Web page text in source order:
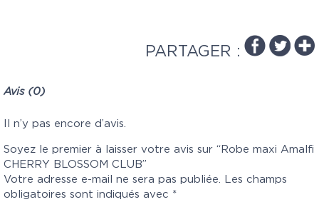
PARTAGER :
Avis (0)
Il n’y pas encore d’avis.
Soyez le premier à laisser votre avis sur “Robe maxi Amalfi
CHERRY BLOSSOM CLUB”
Votre adresse e-mail ne sera pas publiée. Les champs
obligatoires sont indiqués avec *